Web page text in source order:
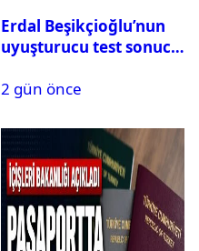
Erdal Beşikçioğlu’nun
uyuşturucu test sonucu
2 gün önce